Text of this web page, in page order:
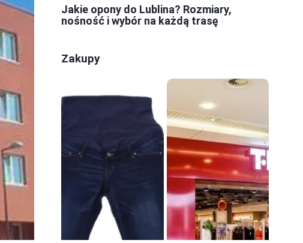
Jakie opony do Lublina? Rozmiary,
nośność i wybór na każdą trasę
Zakupy